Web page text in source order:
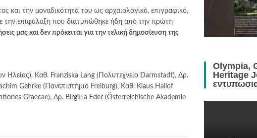
και την μοναδικότητά του ως αρχαιολογικό, επιγραφικό,
την επιφύλαξη που διατυπώθηκε ήδη από την πρώτη
μας και δεν πρόκειται για την τελική δημοσίευση της
Ηλείας), Kαθ. Franziska Lang (Πoλυτεχνείο Darmstadt), Δρ.
Gehrke (Πανεπιστήμιο Freiburg), Kαθ. Klaus Hallof
Graecae), Δρ. Birgitta Eder (Österreichische Akademie
Olympia,
Heritage